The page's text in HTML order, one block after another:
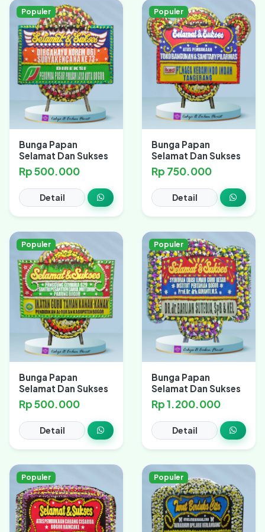
Populer
Bunga Papan
Selamat Dan Sukses
Rp 500.000
Detail
Populer
Bunga Papan
Selamat Dan Sukses
Rp 750.000
Detail
Populer
Bunga Papan
Selamat Dan Sukses
Rp 500.000
Detail
Populer
Bunga Papan
Selamat Dan Sukses
Rp 1.200.000
Detail
Populer Populer